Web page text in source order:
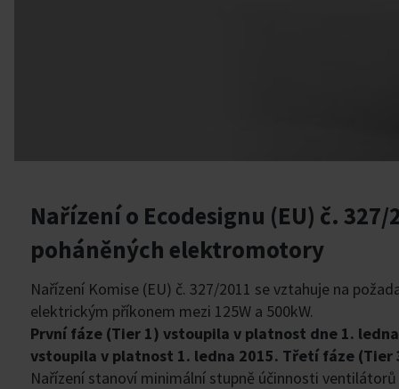
Nařízení o Ecodesignu (EU) č.
poháněných elektromotory
Nařízení Komise (EU) č. 327/2011 se vztahuje na
elektrickým příkonem mezi 125W a 500kW.
První fáze (Tier 1) vstoupila v platnost dne 1.
vstoupila v platnost 1. ledna 2015. Třetí fáze (Tier
Nařízení stanoví minimální stupně účinnosti